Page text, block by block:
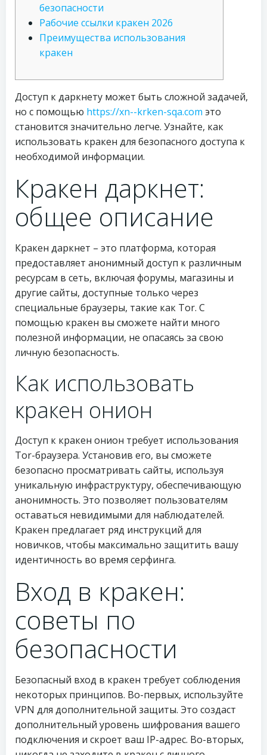
безопасности
Рабочие ссылки кракен 2026
Преимущества использования
кракен
Доступ к даркнету может быть сложной задачей,
но с помощью https://xn--krken-sqa.com это
становится значительно легче. Узнайте, как
использовать кракен для безопасного доступа к
необходимой информации.
Кракен даркнет:
общее описание
Кракен даркнет – это платформа, которая
предоставляет анонимный доступ к различным
ресурсам в сеть, включая форумы, магазины и
другие сайты, доступные только через
специальные браузеры, такие как Tor. С
помощью кракен вы сможете найти много
полезной информации, не опасаясь за свою
личную безопасность.
Как использовать
кракен онион
Доступ к кракен онион требует использования
Tor-браузера. Установив его, вы сможете
безопасно просматривать сайты, используя
уникальную инфраструктуру, обеспечивающую
анонимность. Это позволяет пользователям
оставаться невидимыми для наблюдателей.
Кракен предлагает ряд инструкций для
новичков, чтобы максимально защитить вашу
идентичность во время серфинга.
Вход в кракен:
советы по
безопасности
Безопасный вход в кракен требует соблюдения
некоторых принципов. Во-первых, используйте
VPN для дополнительной защиты. Это создаст
дополнительный уровень шифрования вашего
подключения и скроет ваш IP-адрес. Во-вторых,